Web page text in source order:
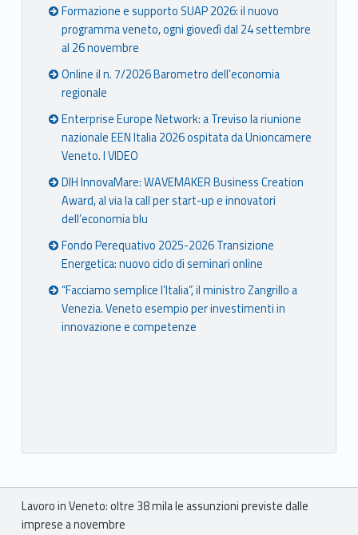
Formazione e supporto SUAP 2026: il nuovo
programma veneto, ogni giovedì dal 24 settembre
al 26 novembre
Online il n. 7/2026 Barometro dell’economia
regionale
Enterprise Europe Network: a Treviso la riunione
nazionale EEN Italia 2026 ospitata da Unioncamere
Veneto. I VIDEO
DIH InnovaMare: WAVEMAKER Business Creation
Award, al via la call per start-up e innovatori
dell’economia blu
Fondo Perequativo 2025-2026 Transizione
Energetica: nuovo ciclo di seminari online
“Facciamo semplice l’Italia”, il ministro Zangrillo a
Venezia. Veneto esempio per investimenti in
innovazione e competenze
Breadcrumbs navigation
Lavoro in Veneto: oltre 38 mila le assunzioni previste dalle
imprese a novembre